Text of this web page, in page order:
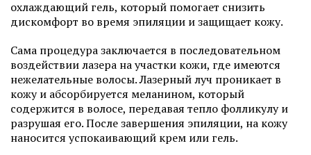
охлаждающий гель, который помогает снизить
дискомфорт во время эпиляции и защищает кожу.
Сама процедура заключается в последовательном
воздействии лазера на участки кожи, где имеются
нежелательные волосы. Лазерный луч проникает в
кожу и абсорбируется меланином, который
содержится в волосе, передавая тепло фолликулу и
разрушая его. После завершения эпиляции, на кожу
наносится успокаивающий крем или гель.